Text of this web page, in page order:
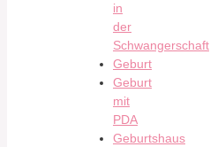
in
der
Schwangerschaft
Geburt
Geburt
mit
PDA
Geburtshaus